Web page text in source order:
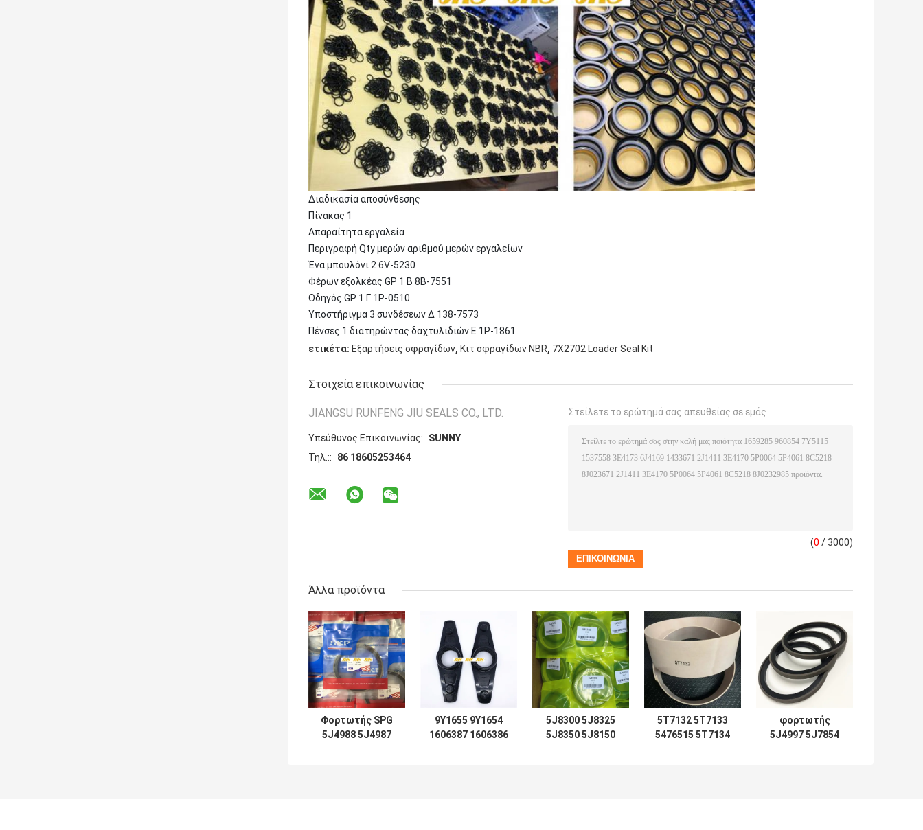
Διαδικασία αποσύνθεσης
Πίνακας 1
Απαραίτητα εργαλεία
Περιγραφή Qty μερών αριθμού μερών εργαλείων
Ένα μπουλόνι 2 6V-5230
Φέρων εξολκέας GP 1 Β 8B-7551
Οδηγός GP 1 Γ 1P-0510
Υποστήριγμα 3 συνδέσεων Δ 138-7573
Πένσες 1 διατηρώντας δαχτυλιδιών Ε 1P-1861
ετικέτα: Εξαρτήσεις σφραγίδων, Κιτ σφραγίδων NBR, 7X2702 Loader Seal Kit
Στοιχεία επικοινωνίας
JIANGSU RUNFENG JIU SEALS CO., LTD.
Υπεύθυνος Επικοινωνίας:
SUNNY
Τηλ.::
86 18605253464
Στείλετε το ερώτημά σας απευθείας σε εμάς
(0 / 3000)
Άλλα προϊόντα
Φορτωτής SPG
5J4988 5J4987
9Y1655 9Y1654
1606387 1606386
5J8300 5J8325
5J8350 5J8150
5T7132 5T7133
5476515 5T7134
φορτωτής
5J4997 5J7854